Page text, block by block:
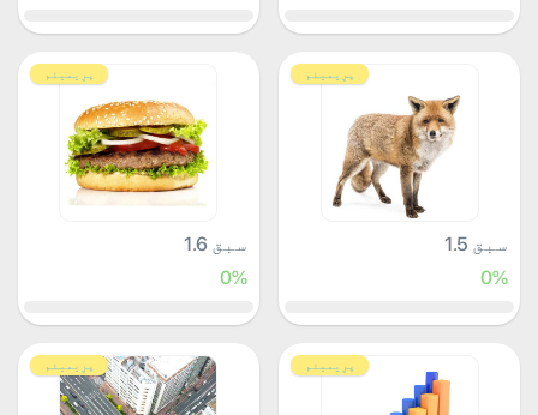
پرِیمیئم
سبق 1.5
0%
پرِیمیئم
سبق 1.6
0%
پرِیمیئم پرِیمیئم